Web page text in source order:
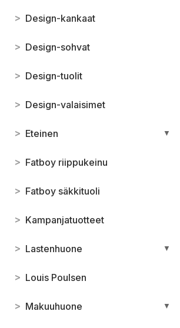
> Design-kankaat
> Design-sohvat
> Design-tuolit
> Design-valaisimet
> Eteinen ▼
> Fatboy riippukeinu
> Fatboy säkkituoli
> Kampanjatuotteet
> Lastenhuone ▼
> Louis Poulsen
> Makuuhuone ▼